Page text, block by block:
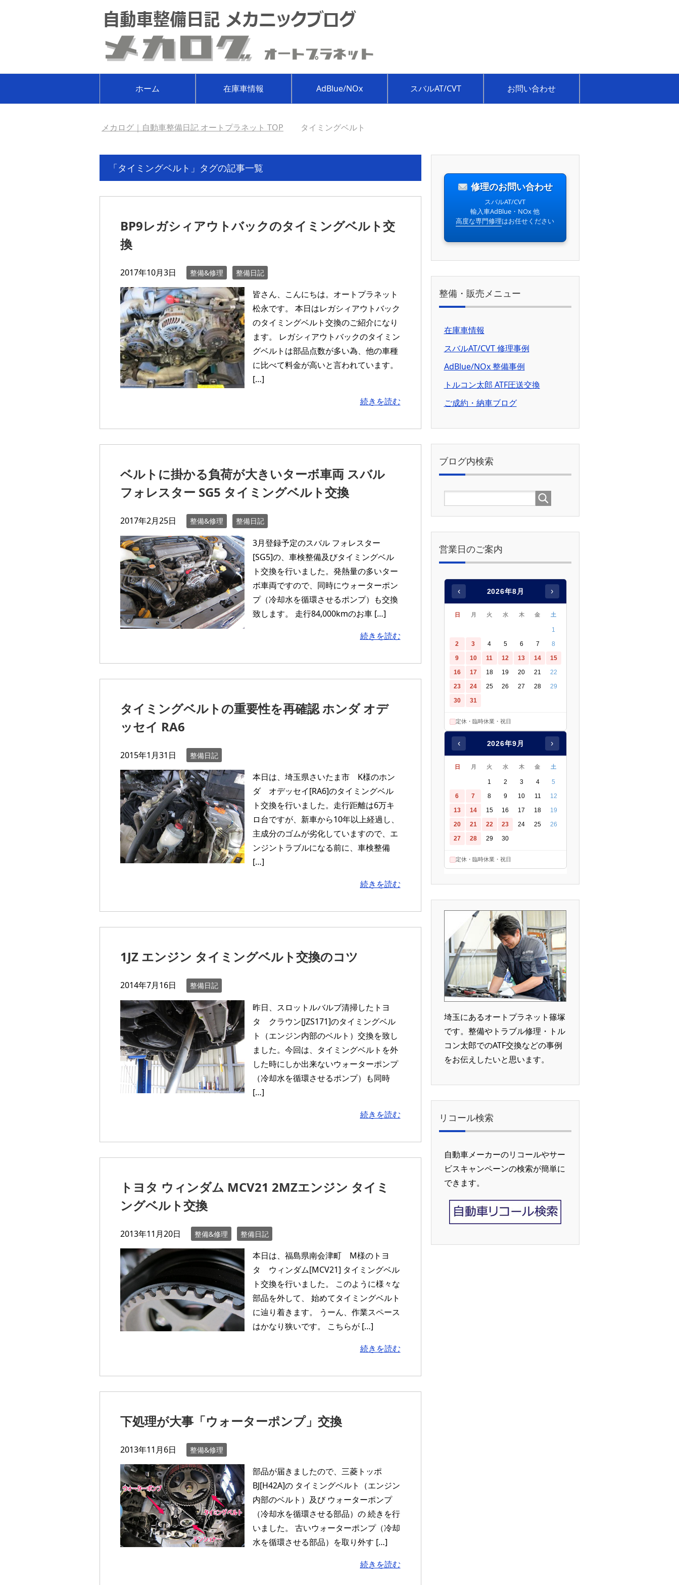
ホーム 在庫車情報 AdBlue/NOx スバルAT/CVT お問い合わせ
メカログ｜自動車整備日記 オートプラネット TOP タイミングベルト
「タイミングベルト」タグの記事一覧
BP9レガシィアウトバックのタイミングベルト交
換
2017年10月3日 整備&修理 整備日記
皆さん、こんにちは。オートプラネット
松永です。 本日はレガシィアウトバック
のタイミングベルト交換のご紹介になり
ます。 レガシィアウトバックのタイミン
グベルトは部品点数が多い為、他の車種
に比べて料金が高いと言われています。
[…]
続きを読む
ベルトに掛かる負荷が大きいターボ車両 スバル
フォレスター SG5 タイミングベルト交換
2017年2月25日 整備&修理 整備日記
3月登録予定のスバル フォレスター
[SG5]の、車検整備及びタイミングベル
ト交換を行いました。発熱量の多いター
ボ車両ですので、同時にウォーターポン
プ（冷却水を循環させるポンプ）も交換
致します。 走行84,000kmのお車 […]
続きを読む
タイミングベルトの重要性を再確認 ホンダ オデ
ッセイ RA6
2015年1月31日 整備日記
本日は、埼玉県さいたま市 K様のホン
ダ オデッセイ[RA6]のタイミングベル
ト交換を行いました。走行距離は6万キ
ロ台ですが、新車から10年以上経過し、
主成分のゴムが劣化していますので、エ
ンジントラブルになる前に、車検整備
[…]
続きを読む
1JZ エンジン タイミングベルト交換のコツ
2014年7月16日 整備日記
昨日、スロットルバルブ清掃したトヨ
タ クラウン[JZS171]のタイミングベル
ト（エンジン内部のベルト）交換を致し
ました。今回は、タイミングベルトを外
した時にしか出来ないウォーターポンプ
（冷却水を循環させるポンプ）も同時
[…]
続きを読む
トヨタ ウィンダム MCV21 2MZエンジン タイミ
ングベルト交換
2013年11月20日 整備&修理 整備日記
本日は、福島県南会津町 M様のトヨ
タ ウィンダム[MCV21] タイミングベル
ト交換を行いました。 このように様々な
部品を外して、 始めてタイミングベルト
に辿り着きます。 うーん、作業スペース
はかなり狭いです。 こちらが […]
続きを読む
下処理が大事「ウォーターポンプ」交換
2013年11月6日 整備&修理
部品が届きましたので、三菱トッポ
BJ[H42A]の タイミングベルト（エンジン
内部のベルト）及び ウォーターポンプ
（冷却水を循環させる部品）の 続きを行
いました。 古いウォーターポンプ（冷却
水を循環させる部品）を取り外す […]
続きを読む
修理のお問い合わせ
スバルAT/CVT
輸入車AdBlue・NOx 他
高度な専門修理はお任せください
整備・販売メニュー
在庫車情報
スバルAT/CVT 修理事例
AdBlue/NOx 整備事例
トルコン太郎 ATF圧送交換
ご成約・納車ブログ
ブログ内検索
営業日のご案内
埼玉にあるオートプラネット篠塚
です。整備やトラブル修理・トル
コン太郎でのATF交換などの事例
をお伝えしたいと思います。
リコール検索
自動車メーカーのリコールやサー
ビスキャンペーンの検索が簡単に
できます。